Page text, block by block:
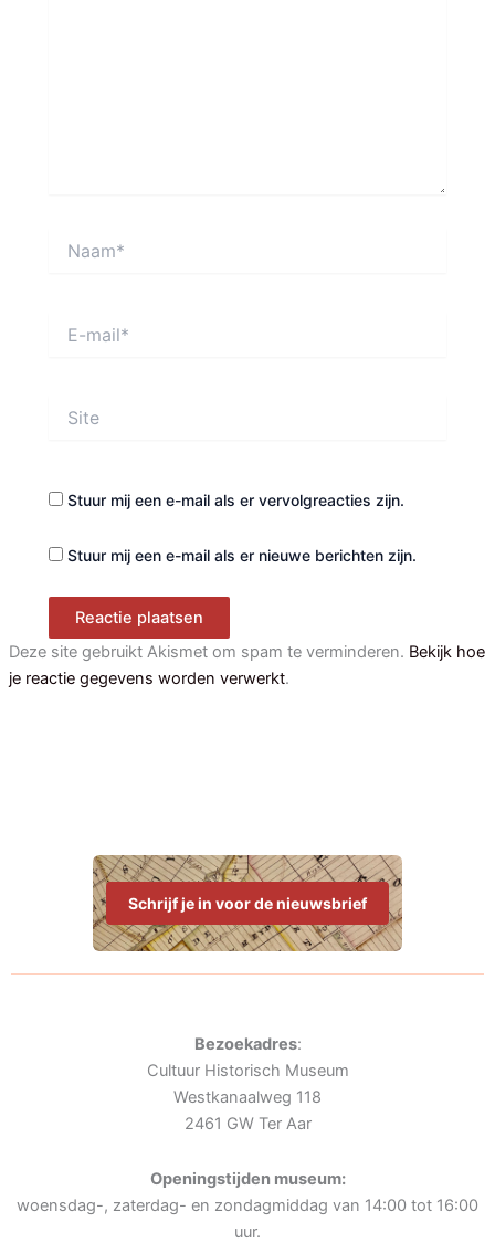
mail*
Stuur mij een e-mail als er vervolgreacties zijn.
Stuur mij een e-mail als er nieuwe berichten zijn.
Deze site gebruikt Akismet om spam te verminderen. Bekijk hoe
je reactie gegevens worden verwerkt.
Schrijf je in voor de nieuwsbrief
Bezoekadres:
Cultuur Historisch Museum
Westkanaalweg 118
2461 GW Ter Aar
Openingstijden museum:
woensdag-, zaterdag- en zondagmiddag van 14:00 tot 16:00
uur.